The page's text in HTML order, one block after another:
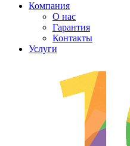
Компания
О нас
Гарантия
Контакты
Услуги